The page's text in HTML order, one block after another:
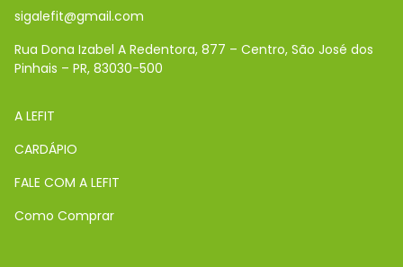
sigalefit@gmail.com
Rua Dona Izabel A Redentora, 877 – Centro, São José dos
Pinhais – PR, 83030-500
A LEFIT
CARDÁPIO
FALE COM A LEFIT
Como Comprar